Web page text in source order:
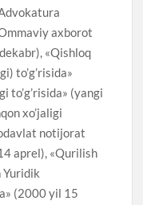
axborot
«Qishloq
to’g’risida»
to’g’risida» (yangi
xo’jaligi
notijorat
aprel), «Qurilish
Yuridik
(2000 yil 15